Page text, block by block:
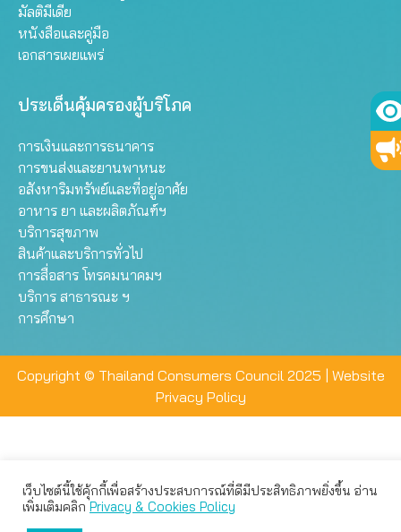
มัลติมีเดีย
หนังสือและคู่มือ
เอกสารเผยแพร่
ประเด็นคุ้มครองผู้บริโภค
การเงินและการธนาคาร
การขนส่งและยานพาหนะ
อสังหาริมทรัพย์และที่อยู่อาศัย
อาหาร ยา และผลิตภัณฑ์ฯ
บริการสุขภาพ
สินค้าและบริการทั่วไป
การสื่อสาร โทรคมนาคมฯ
บริการ สาธารณะ ฯ
การศึกษา
Copyright © Thailand Consumers Council 2025 | Website
Privacy Policy
เว็บไซต์นี้ใช้คุ้กกี้เพื่อสร้างประสบการณ์ที่ดีมีประสิทธิภาพยิ่งขึ้น อ่าน
เพิ่มเติมคลิกPrivacy & Cookies Policy
เว็บไซต์นี้ใช้คุกกี้เพื่อมอบประสบการณ์การใช้งานที่ดีให้แก่ท่าน คุณ
สามารถเลือกตั้งค่าความเป็นส่วนตัวได้